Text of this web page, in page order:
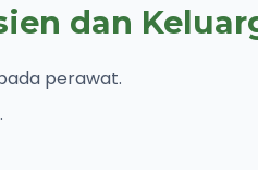
dan
perawat.